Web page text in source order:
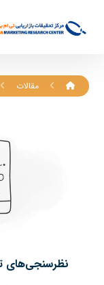
مقالات